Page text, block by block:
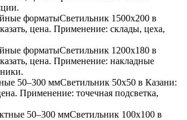
.
форматыСветильник 1500x200 в
цена. Применение: склады, цеха,
форматыСветильник 1200x180 в
цена. Применение: накладные
.
50–300 ммСветильник 50x50 в Казани:
Применение: точечная подсветка,
50–300 ммСветильник 100x100 в